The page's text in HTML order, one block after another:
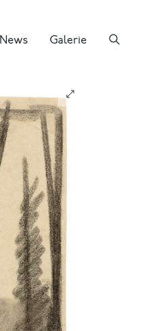
News Galerie